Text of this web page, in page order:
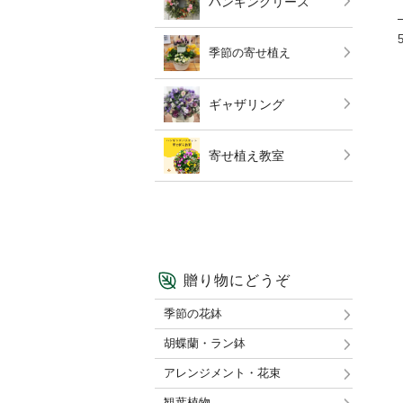
季節の寄せ植え
ギャザリング
寄せ植え教室
贈り物にどうぞ
季節の花鉢
胡蝶蘭・ラン鉢
アレンジメント・花束